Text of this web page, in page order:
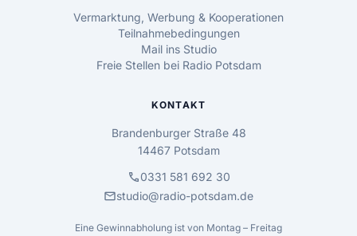
Vermarktung, Werbung & Kooperationen
Teilnahmebedingungen
Mail ins Studio
Freie Stellen bei Radio Potsdam
KONTAKT
Brandenburger Straße 48
14467 Potsdam
call0331 581 692 30
mailstudio@radio-potsdam.de
Eine Gewinnabholung ist von Montag – Freitag